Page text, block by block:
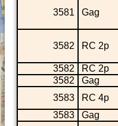
3581 Gag
3582 RC 2p
3582 RC 2p
3582
Gag
3583
RC 4p
3583
Gag